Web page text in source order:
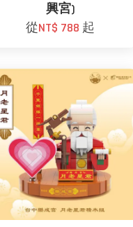
興宮)
從NT$ 788 起